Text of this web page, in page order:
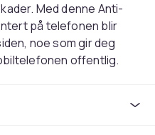
Med denne Anti-
på telefonen blir
noe som gir deg
offentlig.
HydroGel-materialet,